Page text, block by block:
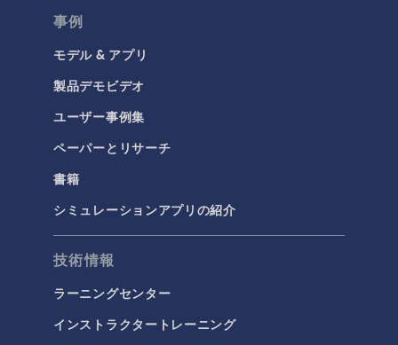
事例
モデル & アプリ
製品デモビデオ
ユーザー事例集
ペーパーとリサーチ
書籍
シミュレーションアプリの紹介
技術情報
ラーニングセンター
インストラクタートレーニング